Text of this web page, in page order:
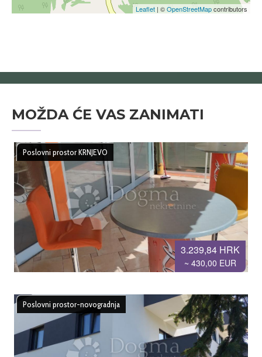
Leaflet | ©OpenStreetMapcontributors
MOŽDA ĆE VAS ZANIMATI
3.239,84 HRK
~ 430,00 EUR
Poslovni prostor KRNJEVO
Poslovni prostor-novogradnja